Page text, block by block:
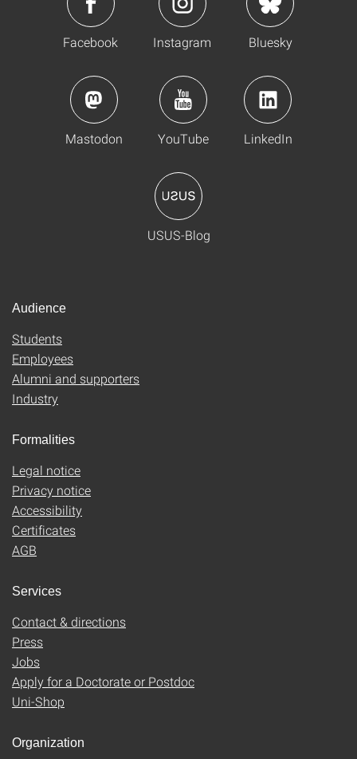
Facebook Instagram Bluesky
Mastodon YouTube LinkedIn
USUS-Blog
Audience
Students
Employees
Alumni and supporters
Industry
Formalities
Legal notice
Privacy notice
Accessibility
Certificates
AGB
Services
Contact & directions
Press
Jobs
Apply for a Doctorate or Postdoc
Uni-Shop
Organization